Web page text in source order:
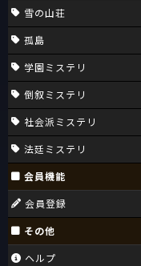
雪の山荘
孤島
学園ミステリ
倒叙ミステリ
社会派ミステリ
法廷ミステリ
会員機能
会員登録
その他
ヘルプ